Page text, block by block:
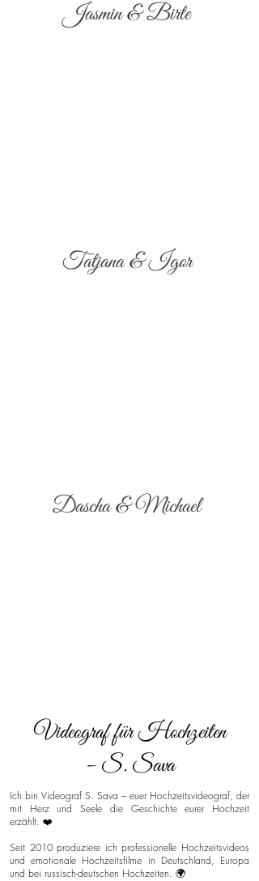
Jasmin & Birte
Tatjana & Igor
Dascha & Michael
Videograf für Hochzeiten
– S. Sava
Ich bin Videograf S. Sava – euer Hochzeitsvideograf, der
mit Herz und Seele die Geschichte eurer Hochzeit
erzählt. ❤️
Seit 2010 produziere ich professionelle Hochzeitsvideos
und emotionale Hochzeitsfilme in Deutschland, Europa
und bei russisch-deutschen Hochzeiten. 🌍